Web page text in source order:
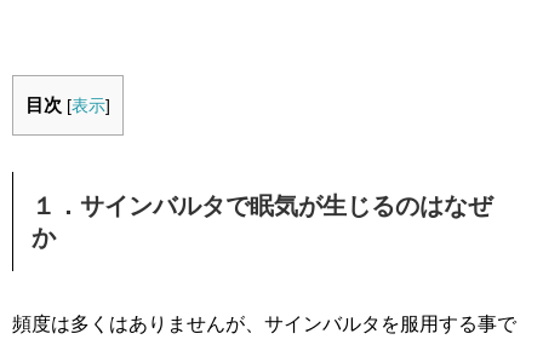
目次 [表示]
１．サインバルタで眠気が生じるのはなぜ
か
頻度は多くはありませんが、サインバルタを服用する事で